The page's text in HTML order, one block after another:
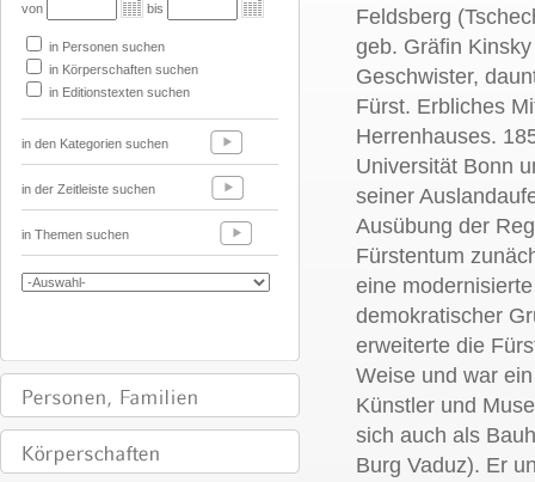
von bis
in Personen suchen
in Körperschaften suchen
in Editionstexten suchen
in den Kategorien suchen
in der Zeitleiste suchen
in Themen suchen
Feldsberg
geb. Gräfin
Geschwister,
Fürst. Erbliches
Herrenhauses.
Universität Bonn
seiner
Ausübung der
Fürstentum
eine
demokratischer
erweiterte die
Weise und war
Künstler und
sich auch als
Burg Vaduz). Er